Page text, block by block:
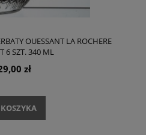
OUESSANT LA ROCHERE
6 SZT. 340 ML
zł